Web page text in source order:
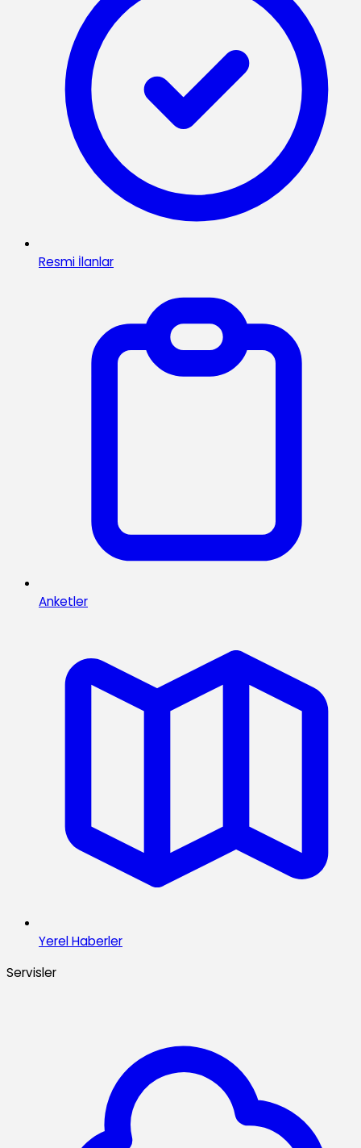
Resmi İlanlar
Anketler
Yerel Haberler
Servisler